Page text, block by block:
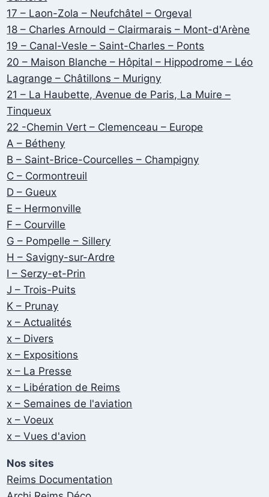
17 – Laon-Zola – Neufchâtel – Orgeval
18 – Charles Arnould – Clairmarais – Mont-d'Arène
19 – Canal-Vesle – Saint-Charles – Ponts
20 – Maison Blanche – Hôpital – Hippodrome – Léo
Lagrange – Châtillons – Murigny
21 – La Haubette, Avenue de Paris, La Muire –
Tinqueux
22 -Chemin Vert – Clemenceau – Europe
A – Bétheny
B – Saint-Brice-Courcelles – Champigny
C – Cormontreuil
D – Gueux
E – Hermonville
F – Courville
G – Pompelle – Sillery
H – Savigny-sur-Ardre
I – Serzy-et-Prin
J – Trois-Puits
K – Prunay
x – Actualités
x – Divers
x – Expositions
x – La Presse
x – Libération de Reims
x – Semaines de l'aviation
x – Voeux
x – Vues d'avion
Nos sites
Reims Documentation